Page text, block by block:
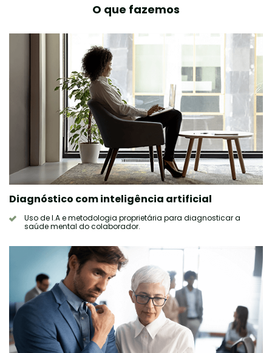
O que fazemos
Diagnóstico com inteligência artificial
Uso de I.A e metodologia proprietária para diagnosticar a
saúde mental do colaborador.